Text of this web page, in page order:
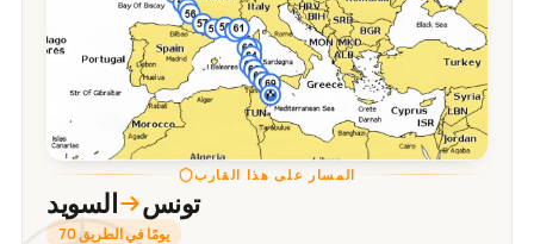
المسار على هذا القارب
السويد تونس
70 يومًا في الطريق